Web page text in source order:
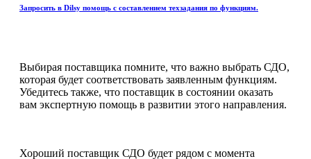
Запросить в Dilsy помощь с составлением техзадания по функциям.
Выбирая поставщика помните, что важно выбрать СДО,
которая будет соответствовать заявленным функциям.
Убедитесь также, что поставщик в состоянии оказать
вам экспертную помощь в развитии этого направления.
Хороший поставщик СДО будет рядом с момента